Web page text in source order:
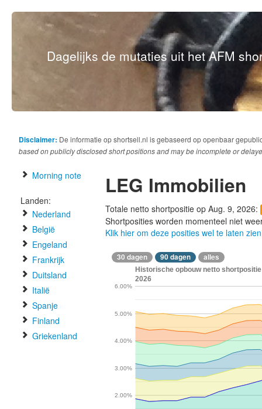
Dagelijks de mutaties uit het AFM
Disclaimer: De informatie op shortsell.nl is gebaseerd op openbaar
based on publicly disclosed short positions and may be incomplete or
Morning note
Landen:
Nederland
België
Engeland
Frankrijk
Duitsland
Italië
Spanje
Finland
Griekenland
LEG Immobilien
Totale netto shortpositie op Aug. 9, 2026:
Shortposities worden momenteel niet
Klik hier om deze posities wel te laten zien
30 dagen 90 dagen alles
Historische opbouw netto
2026
2.00%
3.00%
4.00%
5.00%
6.00%